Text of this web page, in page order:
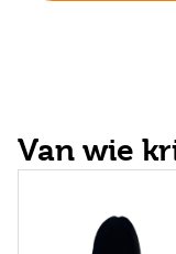
Van wie